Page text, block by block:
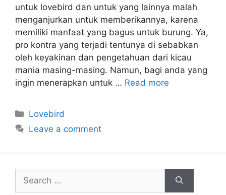
untuk lovebird dan untuk yang lainnya malah
menganjurkan untuk memberikannya, karena
memiliki manfaat yang bagus untuk burung. Ya,
pro kontra yang terjadi tentunya di sebabkan
oleh keyakinan dan pengetahuan dari kicau
mania masing-masing. Namun, bagi anda yang
ingin menerapkan untuk … Read more
Categories
Lovebird
Leave a comment
for: